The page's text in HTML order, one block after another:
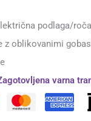
podlaga/
z oblikovanimi
varna